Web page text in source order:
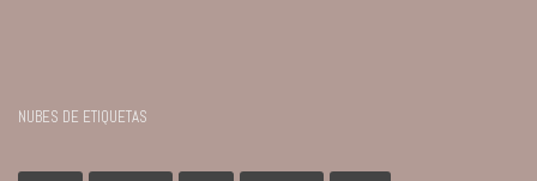
NUBES DE ETIQUETAS